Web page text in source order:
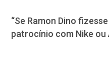
“Se Ramon Dino
patrocínio com Nike ou